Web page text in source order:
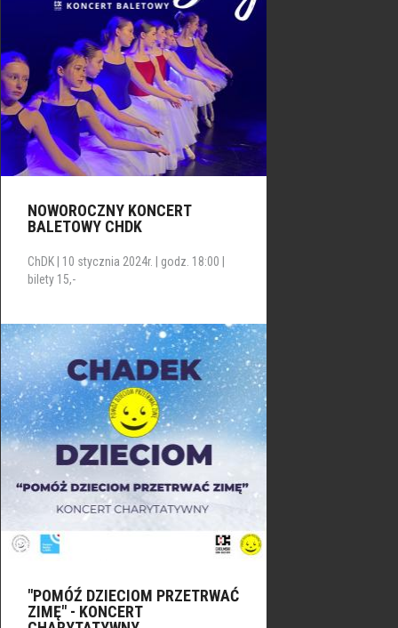
NOWOROCZNY KONCERT
BALETOWY CHDK
ChDK | 10 stycznia 2024r. | godz. 18:00 |
bilety 15,-
"POMÓŹ DZIECIOM PRZETRWAĆ
ZIMĘ" - KONCERT